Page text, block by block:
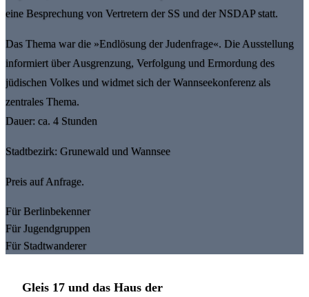
eine Besprechung von Vertretern der SS und der NSDAP statt.
Das Thema war die »Endlösung der Judenfrage«. Die Ausstellung
informiert über Ausgrenzung, Verfolgung und Ermordung des
jüdischen Volkes und widmet sich der Wannseekonferenz als
zentrales Thema.
Dauer: ca. 4 Stunden
Stadtbezirk: Grunewald und Wannsee
Preis auf Anfrage.
Für Berlinbekenner
Für Jugendgruppen
Für Stadtwanderer
Gleis 17 und das Haus der